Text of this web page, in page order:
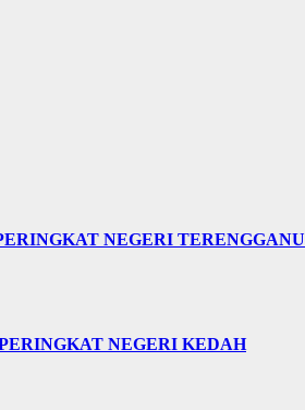
NEGERI TERENGGANU
NEGERI KEDAH